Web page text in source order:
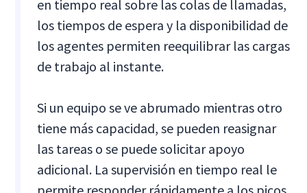
en tiempo real sobre las colas de llamadas,
los tiempos de espera y la disponibilidad de
los agentes permiten reequilibrar las cargas
de trabajo al instante.
Si un equipo se ve abrumado mientras otro
tiene más capacidad, se pueden reasignar
las tareas o se puede solicitar apoyo
adicional. La supervisión en tiempo real le